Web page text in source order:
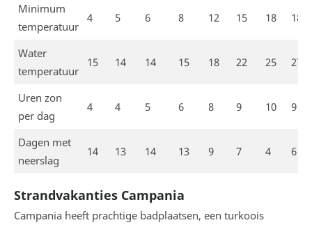
Minimum
temperatuur
4 5 6 8 12 15 18 18
Water
temperatuur
15 14 14 15 18 22 25 27
Uren zon
per dag
4 4 5 6 8 9 10 9
Dagen met
neerslag
14 13 14 13 9 7 4 6
Strandvakanties Campania
Campania heeft prachtige badplaatsen, een turkoois